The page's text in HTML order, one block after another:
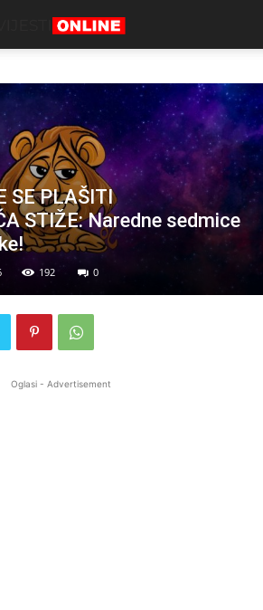
SE PLAŠITI
STIŽE: Naredne sedmice
192 0
Oglasi - Advertisement